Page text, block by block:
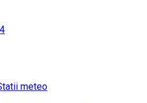
meteo